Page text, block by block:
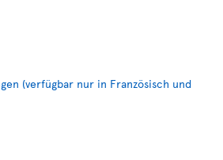
(verfügbar nur in Französisch und